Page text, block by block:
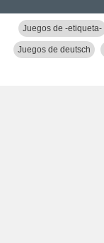
Juegos de -etiqueta-
Juegos de deutsch